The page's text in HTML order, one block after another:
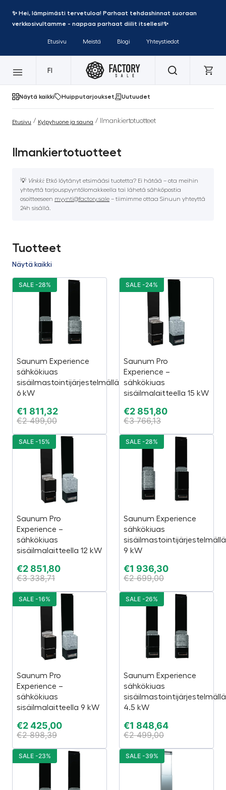
✨ Hei, lämpimästi tervetuloa! Parhaat tehdashinnat suoraan
verkkosivultamme - nappaa parhaat diilit itsellesi!✨
Etusivu Meistä Blogi Yhteystiedot
FI
Näytä kaikki Huipputarjoukset Uutuudet
Etusivu / Kylpyhuone ja sauna / Ilmankiertotuotteet
Ilmankiertotuotteet
💡 Vinkki: Etkö löytänyt etsimääsi tuotetta? Ei hätää – ota meihin
yhteyttä tarjouspyyntölomakkeella tai lähetä sähköpostia
osoitteeseen myynti@factory.sale – tiimimme ottaa Sinuun yhteyttä
24h sisällä.
Tuotteet
Näytä kaikki
Saunum Experience
sähkökiuas
sisäilmastointijärjestelmällä
6 kW
€1 811,32
€2 499,00
SALE -28%
Saunum Pro
Experience –
sähkökiuas
sisäilmalaitteella 15 kW
€2 851,80
€3 766,13
SALE -24%
Saunum Pro
Experience –
sähkökiuas
sisäilmalaitteella 12 kW
€2 851,80
€3 338,71
SALE -15%
Saunum Experience
sähkökiuas
sisäilmastointijärjestelmällä
9 kW
€1 936,30
€2 699,00
SALE -28%
Saunum Pro
Experience –
sähkökiuas
sisäilmalaitteella 9 kW
€2 425,00
€2 898,39
SALE -16%
Saunum Experience
sähkökiuas
sisäilmastointijärjestelmällä
4.5 kW
€1 848,64
€2 499,00
SALE -26%
SALE -23% SALE -39%